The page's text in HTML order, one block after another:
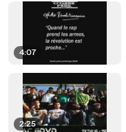
4:07
2:25